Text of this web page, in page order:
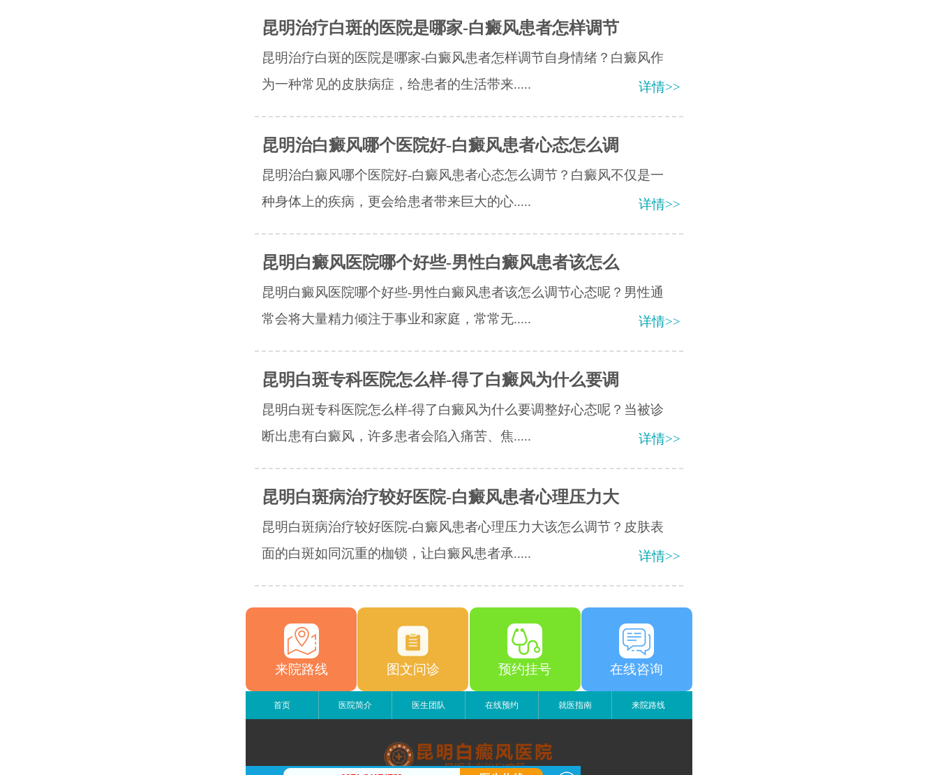
昆明治疗白斑的医院是哪家-白癜风患者怎样调节
昆明治疗白斑的医院是哪家-白癜风患者怎样调节自身情绪？白癜风作
为一种常见的皮肤病症，给患者的生活带来.....
详情>>
昆明治白癜风哪个医院好-白癜风患者心态怎么调
昆明治白癜风哪个医院好-白癜风患者心态怎么调节？白癜风不仅是一
种身体上的疾病，更会给患者带来巨大的心.....
详情>>
昆明白癜风医院哪个好些-男性白癜风患者该怎么
昆明白癜风医院哪个好些-男性白癜风患者该怎么调节心态呢？男性通
常会将大量精力倾注于事业和家庭，常常无.....
详情>>
昆明白斑专科医院怎么样-得了白癜风为什么要调
昆明白斑专科医院怎么样-得了白癜风为什么要调整好心态呢？当被诊
断出患有白癜风，许多患者会陷入痛苦、焦.....
详情>>
昆明白斑病治疗较好医院-白癜风患者心理压力大
昆明白斑病治疗较好医院-白癜风患者心理压力大该怎么调节？皮肤表
面的白斑如同沉重的枷锁，让白癜风患者承.....
详情>>
来院路线 图文问诊 预约挂号 在线咨询
首页 医院简介 医生团队 在线预约 就医指南 来院路线